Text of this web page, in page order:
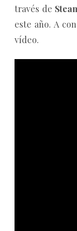
través de
este año. A
vídeo.